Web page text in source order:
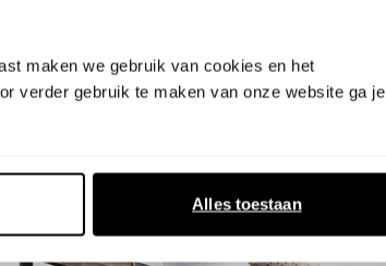
maken we gebruik van cookies en het
verder gebruik te maken van onze website ga je
Alles toestaan